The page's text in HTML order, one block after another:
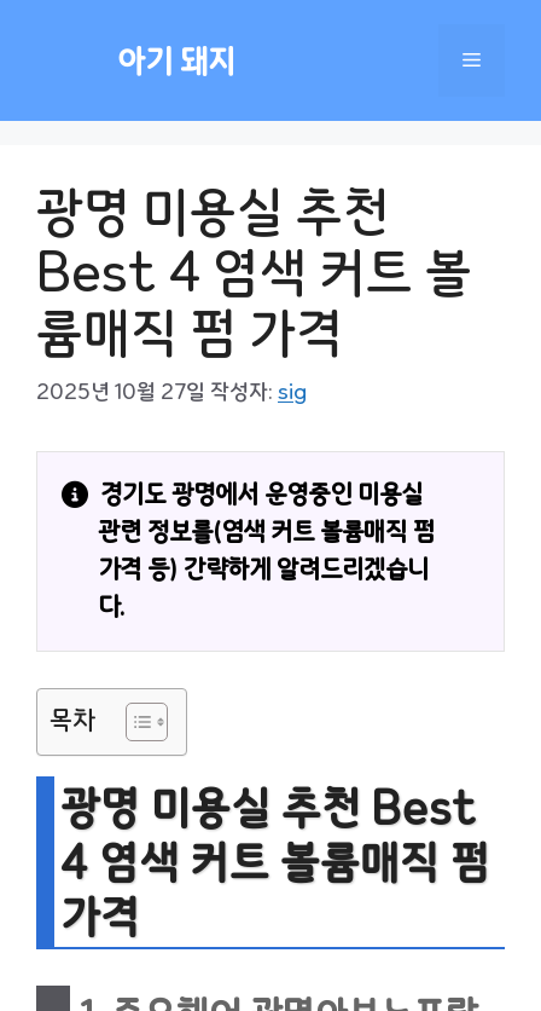
아기 돼지 메
광명 미용실 추천
Best 4 염색 커트 볼
륨매직 펌 가격
2025년 10월 27일 작성자: sig
경기도 광명에서 운영중인 미용실
관련 정보를(염색 커트 볼륨매직 펌
가격 등) 간략하게 알려드리겠습니
다.
목차
광명 미용실 추천 Best
4 염색 커트 볼륨매직 펌
가격